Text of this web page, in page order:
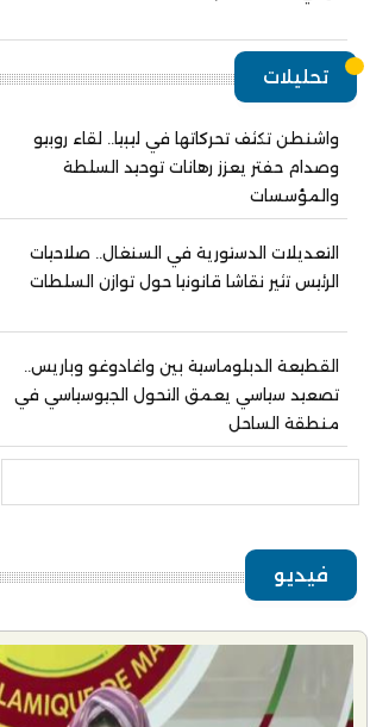
تحليلات
واشنطن تكثف تحركاتها في ليبيا.. لقاء روبيو
وصدام حفتر يعزز رهانات توحيد السلطة
والمؤسسات
التعديلات الدستورية في السنغال.. صلاحيات
الرئيس تثير نقاشا قانونيا حول توازن السلطات
القطيعة الدبلوماسية بين واغادوغو وباريس..
تصعيد سياسي يعمق التحول الجيوسياسي في
منطقة الساحل
فيديو